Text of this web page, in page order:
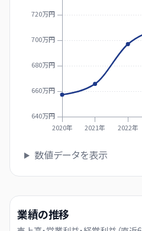
640万円
660万円
680万円
700万円
720万円
2020年 2021年 2022年
数値データを表示
業績の推移